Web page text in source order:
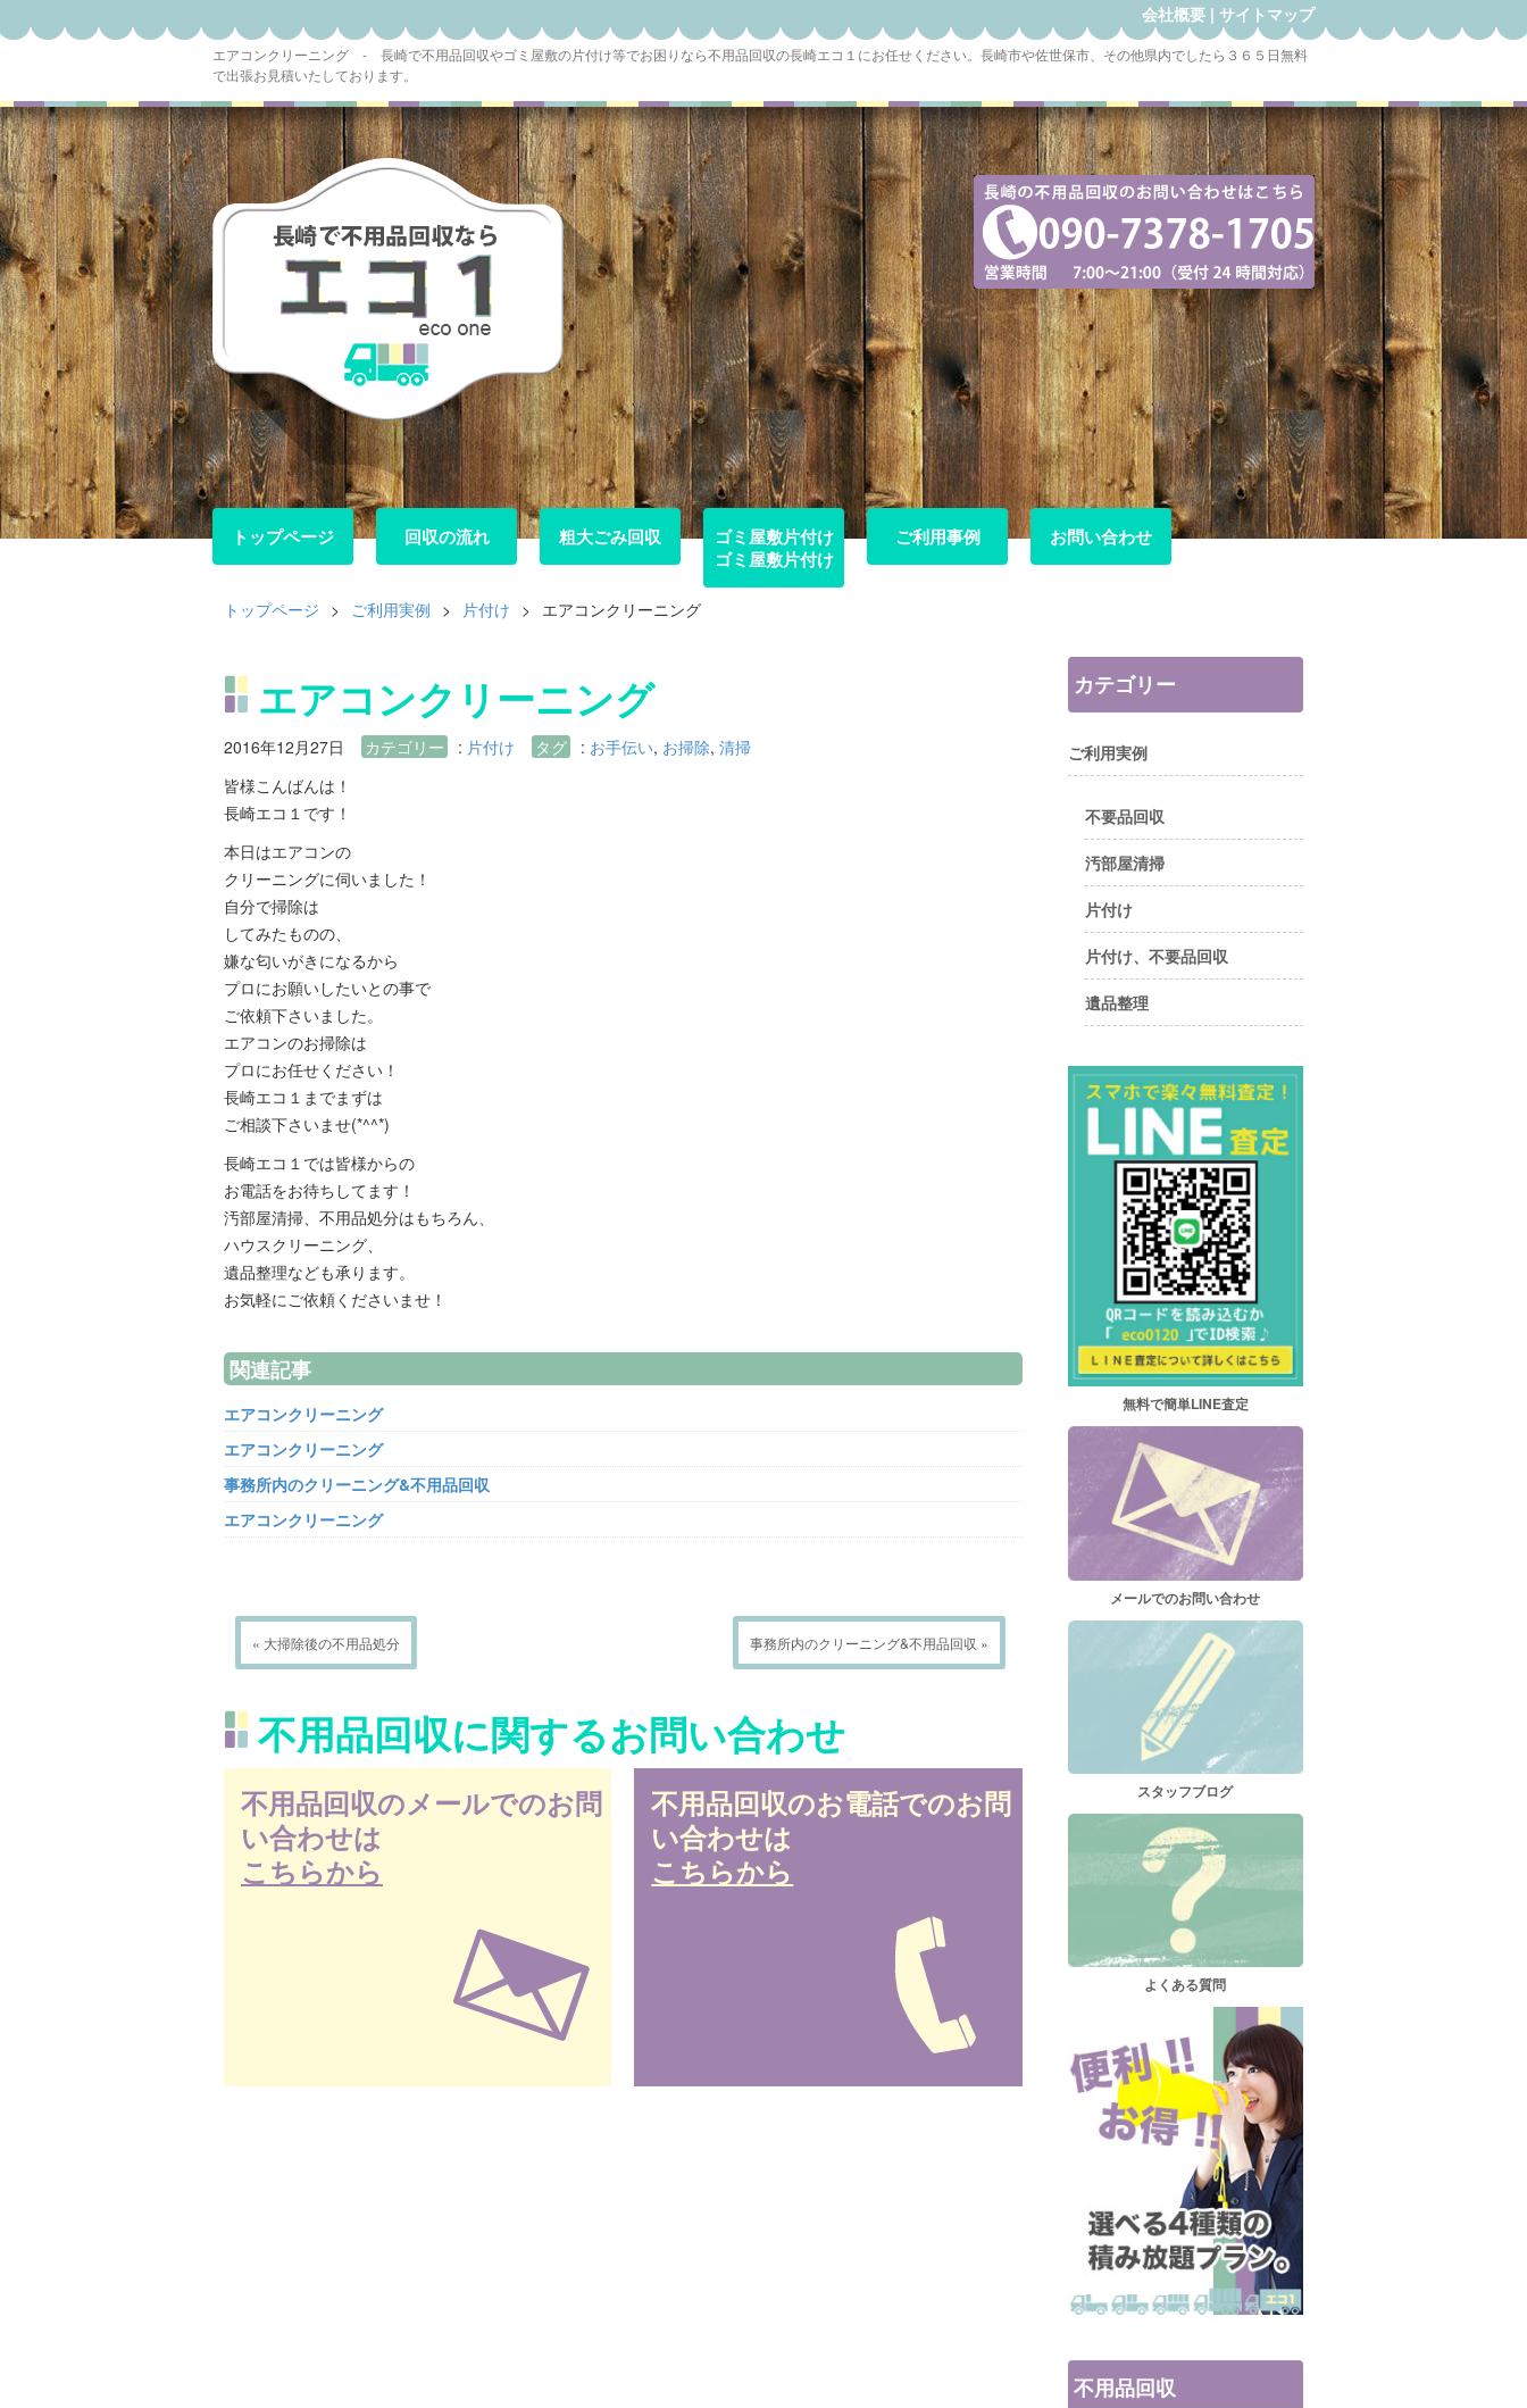
会社概要 | サイトマップ
エアコンクリーニング - 長崎で不用品回収やゴミ屋敷の片付け等でお困りなら不用品回収の長崎エコ１にお任せください。長崎市や佐世保市、その他県内でしたら３６５日無料
で出張お見積いたしております。
トップページ
トップページ 回収の流れ
回収の流れ 粗大ごみ回収
粗大ごみ回収
ゴミ屋敷片付け
ゴミ屋敷片付け
ご利用事例
ご利用事例 お問い合わせ
お問い合わせ
トップページ > ご利用実例 > 片付け > エアコンクリーニング
エアコンクリーニング
2016年12月27日 カテゴリー : 片付け タグ : お手伝い, お掃除, 清掃
皆様こんばんは！
長崎エコ１です！
本日はエアコンの
クリーニングに伺いました！
自分で掃除は
してみたものの、
嫌な匂いがきになるから
プロにお願いしたいとの事で
ご依頼下さいました。
エアコンのお掃除は
プロにお任せください！
長崎エコ１までまずは
ご相談下さいませ(*^^*)
長崎エコ１では皆様からの
お電話をお待ちしてます！
汚部屋清掃、不用品処分はもちろん、
ハウスクリーニング、
遺品整理なども承ります。
お気軽にご依頼くださいませ！
関連記事
エアコンクリーニング
エアコンクリーニング
事務所内のクリーニング&不用品回収
エアコンクリーニング
« 大掃除後の不用品処分 事務所内のクリーニング&不用品回収 »
不用品回収に関するお問い合わせ
不用品回収のメールでのお問
い合わせは
こちらから
不用品回収のお電話でのお問
い合わせは
こちらから
カテゴリー
ご利用実例
不要品回収
汚部屋清掃
片付け
片付け、不要品回収
遺品整理
無料で簡単LINE査定
メールでのお問い合わせ
スタッフブログ
よくある質問
不用品回収